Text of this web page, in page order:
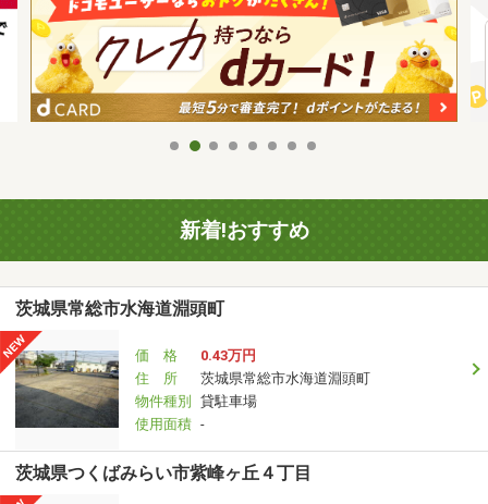
新着!おすすめ
茨城県常総市水海道淵頭町
価 格
0.43万円
住 所
茨城県常総市水海道淵頭町
物件種別
貸駐車場
使用面積 -
茨城県つくばみらい市紫峰ヶ丘４丁目